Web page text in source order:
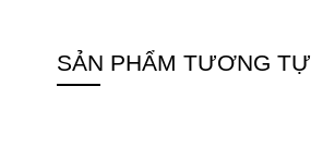
SẢN PHẨM TƯƠNG TỰ